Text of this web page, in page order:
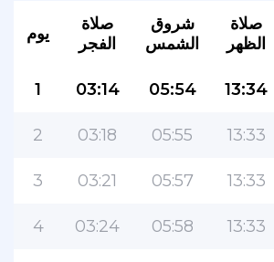
يوم
صلاة
الفجر
شروق
الشمس
صلاة
الظهر
1 03:14 05:54 13:34
2 03:18 05:55 13:33
3 03:21 05:57 13:33
4 03:24 05:58 13:33